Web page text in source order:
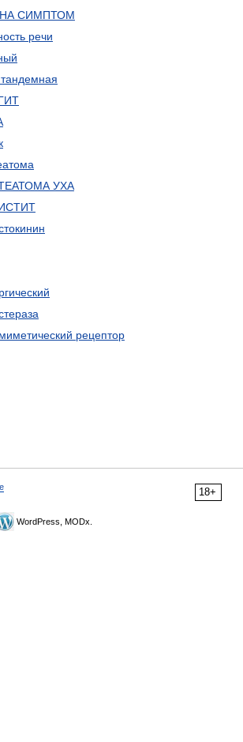
СИМПТОМ
речи
УХА
рецептор
18+
WordPress, MODx.